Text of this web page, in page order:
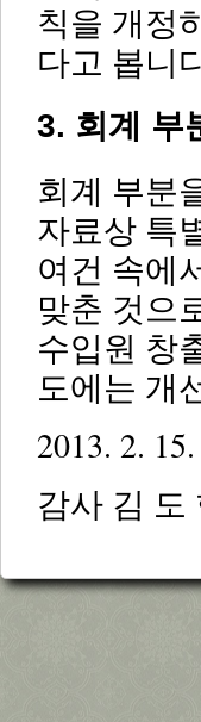
칙을 개정
다고 봅니
3. 회계 부
회계 부분
자료상 특
여건 속에
맞춘 것으
수입원 창
도에는 개
2013. 2. 15.
감사 김 도